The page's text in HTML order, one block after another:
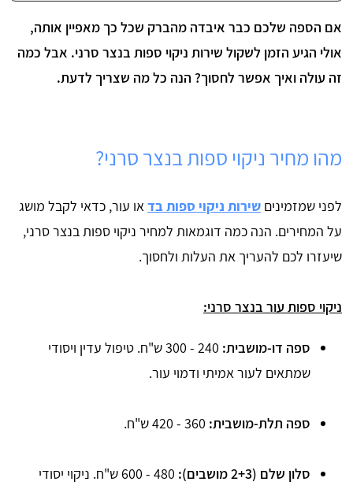
אם הספה שלכם כבר איבדה מהברק שכל כך מאפיין אותה,
אולי הגיע הזמן לשקול שירות ניקוי ספות בנצר סרני. אבל כמה
זה עולה ואיך אפשר לחסוך? הנה כל מה שצריך לדעת.
מהו מחיר ניקוי ספות בנצר סרני?
לפני שמזמינים שירות ניקוי ספות בדאו עור, כדאי לקבל מושג
על המחירים. הנה כמה דוגמאות למחיר ניקוי ספות בנצר סרני,
שיעזרו לכם להעריך את העלות ולחסוך.
ניקוי ספות עור בנצר סרני:
ספה דו-מושבית:
240 - 300 ש"ח. טיפול עדין ויסודי
שמתאים לעור אמיתי ודמוי עור.
ספה תלת-מושבית:
סלון שלם (2+3 מושבים):
480 - 600 ש"ח. ניקוי יסודי